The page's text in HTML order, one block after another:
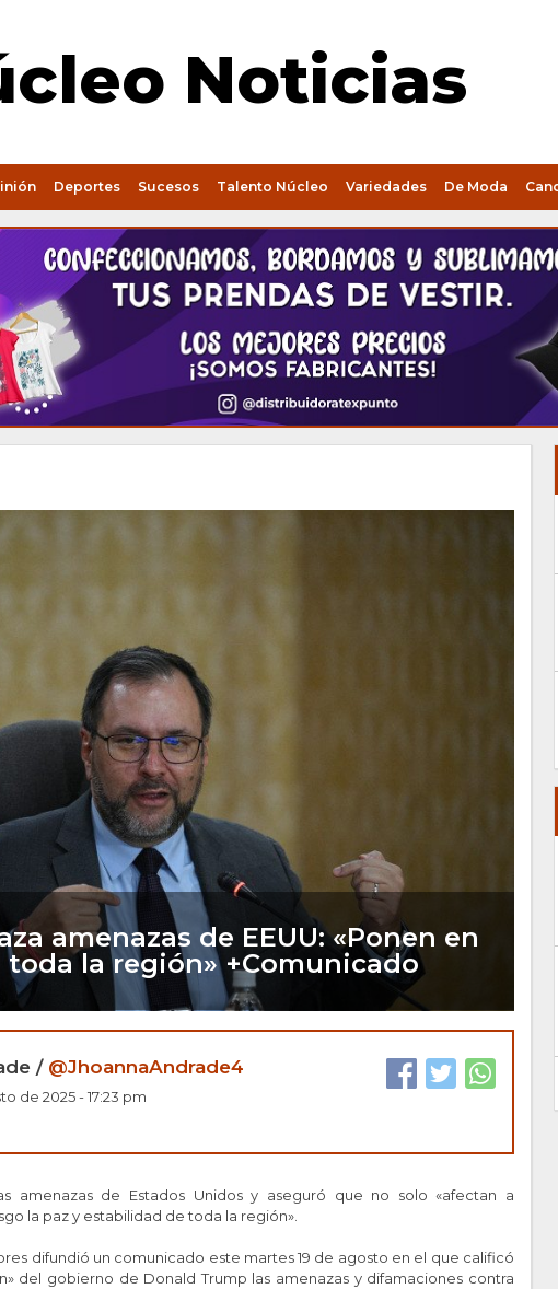
Noticias
Deportes Sucesos Talento Núcleo Variedades De Moda
amenazas de EEUU: «Ponen en
toda la región» +Comunicado
/ @JhoannaAndrade4
de 2025 - 17:23 pm
amenazas de Estados Unidos y aseguró que no solo «afectan a
la paz y estabilidad de toda la región».
difundió un comunicado este martes 19 de agosto en el que calificó
del gobierno de Donald Trump las amenazas y difamaciones contra